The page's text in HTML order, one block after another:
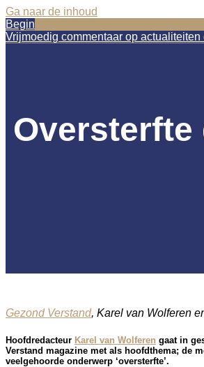
Ga naar de inhoud
Begin
Vrijmoedig commentaar op
Gezond Verstand, Karel van Wolferen
Hoofdredacteur Karel van Wolferen gaat in
Verstand magazine met als hoofdthema; de
veelgehoorde onderwerp ‘oversterfte’.